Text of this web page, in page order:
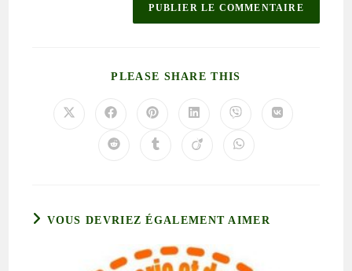
PLEASE SHARE THIS
VOUS DEVRIEZ ÉGALEMENT AIMER